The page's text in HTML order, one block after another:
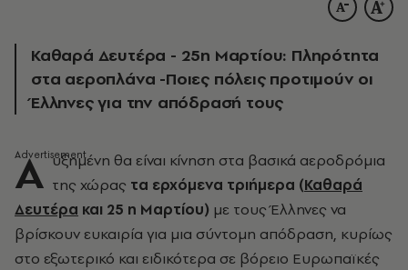
Καθαρά Δευτέρα - 25η Μαρτίου: Πληρότητα
στα αεροπλάνα -Ποιες πόλεις προτιμούν οι
Έλληνες για την απόδρασή τους
Α υξημένη θα είναι κίνηση στα βασικά αεροδρόμια
της χώρας τα ερχόμενα τριήμερα (Καθαρά
Δευτέρα και 25 η Μαρτίου) με τους Έλληνες να
βρίσκουν ευκαιρία για μια σύντομη απόδραση, κυρίως
στο εξωτερικό και ειδικότερα σε βόρειο Ευρωπαϊκές